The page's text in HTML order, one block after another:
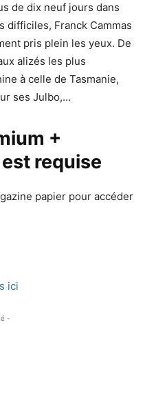
de dix neuf jours dans
difficiles, Franck Cammas
pris plein les yeux. De
alizés les plus
à celle de Tasmanie,
ses Julbo,…
+
requise
papier pour accéder
ici
-